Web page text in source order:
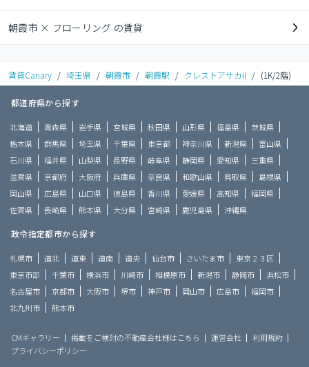
朝霞市 × フローリング の賃貸
賃貸Canary / 埼玉県 / 朝霞市 / 朝霞駅 / クレストアサカII / (1K/2階)
都道府県から探す
北海道 青森県 岩手県 宮城県 秋田県 山形県 福島県
茨城県
栃木県
群馬県 埼玉県 千葉県 東京都 神奈川県 新潟県
富山県
石川県
福井県 山梨県 長野県 岐阜県 静岡県 愛知県
三重県
滋賀県
京都府 大阪府 兵庫県 奈良県 和歌山県 鳥取県
島根県
岡山県
広島県 山口県 徳島県 香川県 愛媛県 高知県
福岡県
佐賀県
長崎県 熊本県 大分県 宮崎県 鹿児島県 沖縄県
政令指定都市から探す
札幌市 道北 道東 道南 道央 仙台市 さいたま市
東京２３区
東京市部
千葉市 横浜市 川崎市 相模原市 新潟市 静岡市
浜松市
名古屋市
京都市 大阪市 堺市 神戸市 岡山市 広島市
福岡市
北九州市
熊本市
CMギャラリー 掲載をご検討の不動産会社様はこちら 運営会社
利用規約
プライバシーポリシー